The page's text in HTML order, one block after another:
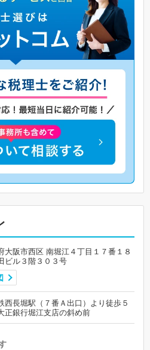
大阪市西区 南堀江４丁目１７番１８
ビル３階３０３号
西長堀駅（７番Ａ出口）より徒歩５
銀行堀江支店の斜め前